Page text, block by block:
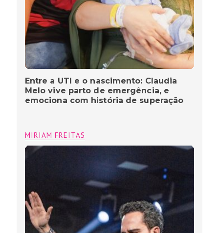
Entre a UTI e o nascimento: Claudia
Melo vive parto de emergência, e
emociona com história de superação
MIRIAM FREITAS